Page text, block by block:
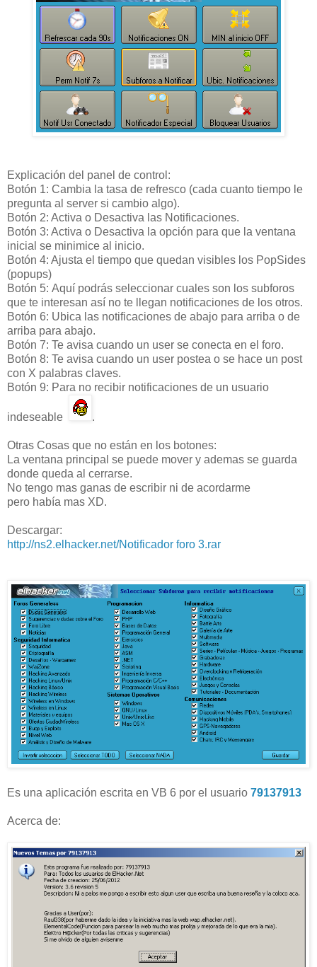
Explicación del panel de control:
Botón 1: Cambia la tasa de refresco (cada cuanto tiempo le
pregunta al server si cambio algo).
Botón 2: Activa o Desactiva las Notificaciones.
Botón 3: Activa o Desactiva la opción para que la ventana
inicial se minimice al inicio.
Botón 4: Ajusta el tiempo que quedan visibles los PopSides
(popups)
Botón 5: Aquí podrás seleccionar cuales son los subforos
que te interesan así no te llegan notificaciones de los otros.
Botón 6: Ubica las notificaciones de abajo para arriba o de
arriba para abajo.
Botón 7: Te avisa cuando un user se conecta en el foro.
Botón 8: Te avisa cuando un user postea o se hace un post
con X palabras claves.
Botón 9: Para no recibir notificaciones de un usuario
indeseable .
Otras Cosas que no están en los botones:
La ventana principal se puede mover y ademas se guarda
donde queda al cerrarse.
No tengo mas ganas de escribir ni de acordarme
pero había mas XD.
Descargar:
http://ns2.elhacker.net/Notificador foro 3.rar
Es una aplicación escrita en VB 6 por el usuario 79137913
Acerca de: